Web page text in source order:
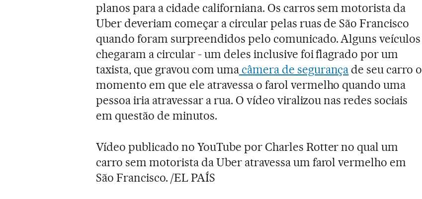
planos para a cidade californiana. Os carros sem motorista da
Uber deveriam começar a circular pelas ruas de São Francisco
quando foram surpreendidos pelo comunicado. Alguns veículos
chegaram a circular - um deles inclusive foi flagrado por um
taxista, que gravou com umacâmera de segurança de seu carro o
momento em que ele atravessa o farol vermelho quando uma
pessoa iria atravessar a rua. O vídeo viralizou nas redes sociais
em questão de minutos.
Vídeo publicado no YouTube por Charles Rotter no qual um
carro sem motorista da Uber atravessa um farol vermelho em
São Francisco. /EL PAÍS